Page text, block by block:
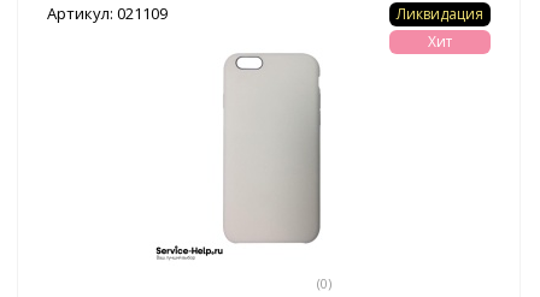
Артикул: 021109
(0)
Ликвидация
Хит